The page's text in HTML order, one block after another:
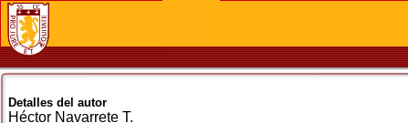
Detalles del autor
Héctor Navarrete T.